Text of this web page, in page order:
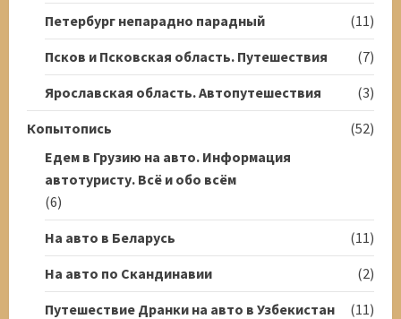
Петербург непарадно парадный
(11)
Псков и Псковская область. Путешествия
(7)
Ярославская область. Автопутешествия
(3)
Копытопись
(52)
Едем в Грузию на авто. Информация
автотуристу. Всё и обо всём
(6)
На авто в Беларусь
(11)
На авто по Скандинавии
(2)
Путешествие Дранки на авто в Узбекистан
(11)